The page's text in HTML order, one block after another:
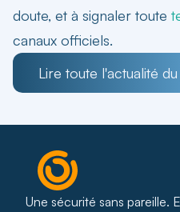
doute, et à signaler toute
canaux officiels.
Lire toute l'actualité
Une sécurité sans pareille.